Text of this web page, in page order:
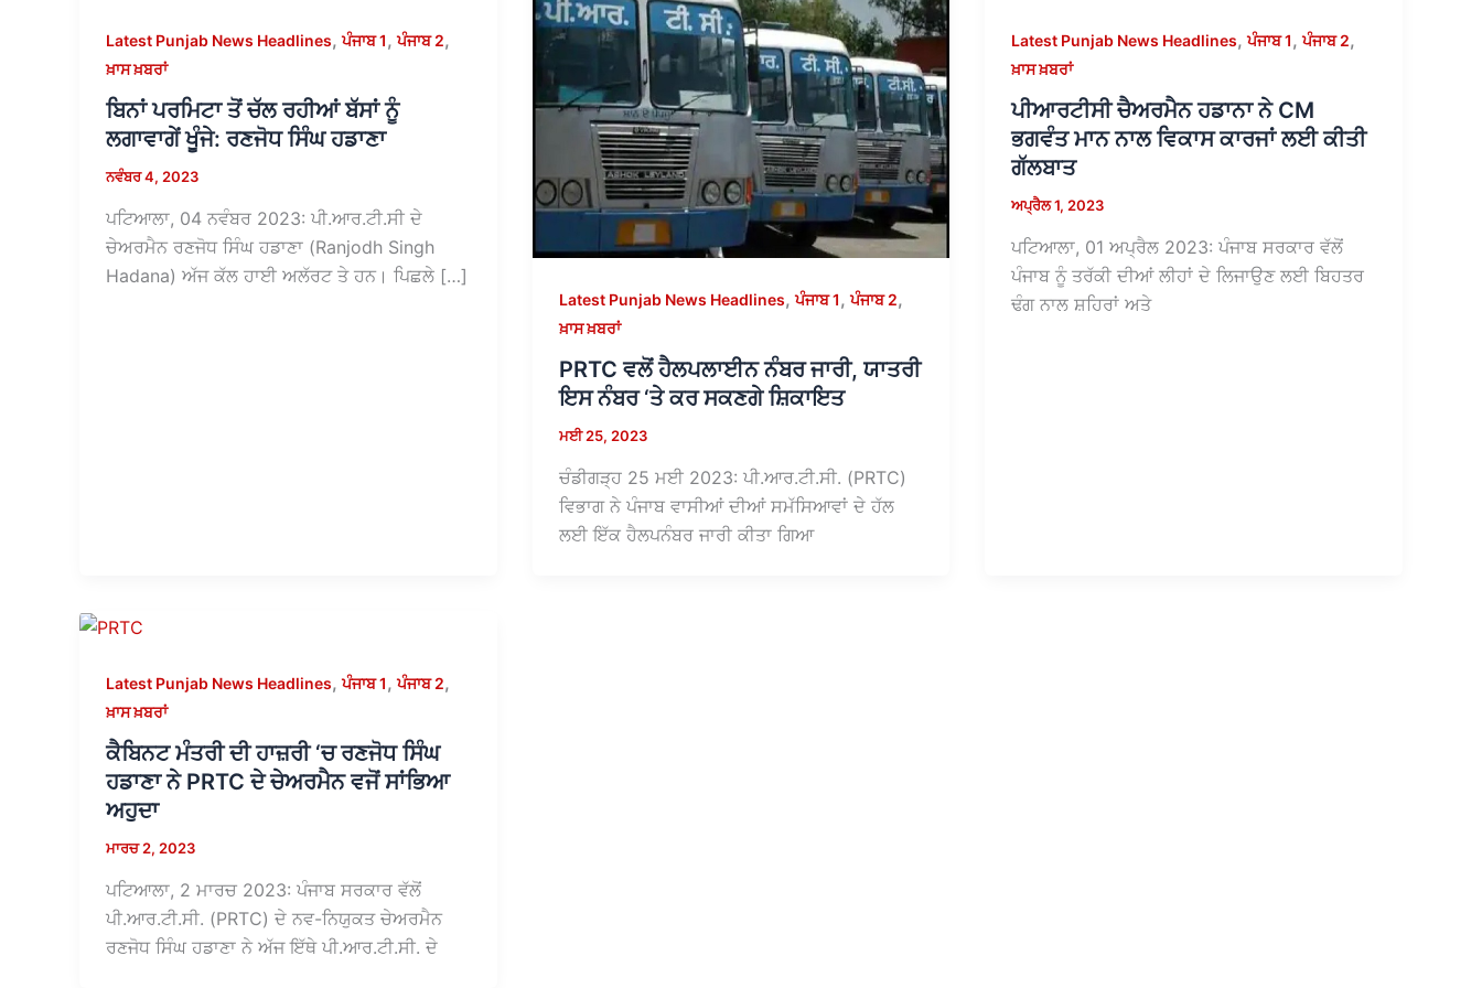
Latest Punjab News Headlines,ਪੰਜਾਬ 1,ਪੰਜਾਬ 2,
ਖ਼ਾਸ ਖ਼ਬਰਾਂ
ਬਿਨਾਂ ਪਰਮਿਟਾ ਤੋਂ ਚੱਲ ਰਹੀਆਂ ਬੱਸਾਂ ਨੂੰ
ਲਗਾਵਾਗੇਂ ਖੂੰਜੇ: ਰਣਜੋਧ ਸਿੰਘ ਹਡਾਣਾ
ਨਵੰਬਰ 4, 2023
ਪਟਿਆਲਾ, 04 ਨਵੰਬਰ 2023: ਪੀ.ਆਰ.ਟੀ.ਸੀ ਦੇ
ਚੇਅਰਮੈਨ ਰਣਜੋਧ ਸਿੰਘ ਹਡਾਣਾ (Ranjodh Singh
Hadana) ਅੱਜ ਕੱਲ ਹਾਈ ਅਲੱਰਟ ਤੇ ਹਨ। ਪਿਛਲੇ […]
Latest Punjab News Headlines,ਪੰਜਾਬ 1,ਪੰਜਾਬ 2,
ਖ਼ਾਸ ਖ਼ਬਰਾਂ
PRTC ਵਲੋਂ ਹੈਲਪਲਾਈਨ ਨੰਬਰ ਜਾਰੀ, ਯਾਤਰੀ
ਇਸ ਨੰਬਰ ‘ਤੇ ਕਰ ਸਕਣਗੇ ਸ਼ਿਕਾਇਤ
ਮਈ 25, 2023
ਚੰਡੀਗੜ੍ਹ 25 ਮਈ 2023: ਪੀ.ਆਰ.ਟੀ.ਸੀ. (PRTC)
ਵਿਭਾਗ ਨੇ ਪੰਜਾਬ ਵਾਸੀਆਂ ਦੀਆਂ ਸਮੱਸਿਆਵਾਂ ਦੇ ਹੱਲ
ਲਈ ਇੱਕ ਹੈਲਪਨੰਬਰ ਜਾਰੀ ਕੀਤਾ ਗਿਆ
Latest Punjab News Headlines,ਪੰਜਾਬ 1,ਪੰਜਾਬ 2,
ਖ਼ਾਸ ਖ਼ਬਰਾਂ
ਪੀਆਰਟੀਸੀ ਚੈਅਰਮੈਨ ਹਡਾਨਾ ਨੇ CM
ਭਗਵੰਤ ਮਾਨ ਨਾਲ ਵਿਕਾਸ ਕਾਰਜਾਂ ਲਈ ਕੀਤੀ
ਗੱਲਬਾਤ
ਅਪ੍ਰੈਲ 1, 2023
ਪਟਿਆਲਾ, 01 ਅਪ੍ਰੈਲ 2023: ਪੰਜਾਬ ਸਰਕਾਰ ਵੱਲੋਂ
ਪੰਜਾਬ ਨੂੰ ਤਰੱਕੀ ਦੀਆਂ ਲੀਹਾਂ ਦੇ ਲਿਜਾਉਣ ਲਈ ਬਿਹਤਰ
ਢੰਗ ਨਾਲ ਸ਼ਹਿਰਾਂ ਅਤੇ
Latest Punjab News Headlines,ਪੰਜਾਬ 1,ਪੰਜਾਬ 2,
ਖ਼ਾਸ ਖ਼ਬਰਾਂ
ਕੈਬਿਨਟ ਮੰਤਰੀ ਦੀ ਹਾਜ਼ਰੀ ‘ਚ ਰਣਜੋਧ ਸਿੰਘ
ਹਡਾਣਾ ਨੇ PRTC ਦੇ ਚੇਅਰਮੈਨ ਵਜੋਂ ਸਾਂਭਿਆ
ਅਹੁਦਾ
ਮਾਰਚ 2, 2023
ਪਟਿਆਲਾ, 2 ਮਾਰਚ 2023: ਪੰਜਾਬ ਸਰਕਾਰ ਵੱਲੋਂ
ਪੀ.ਆਰ.ਟੀ.ਸੀ. (PRTC) ਦੇ ਨਵ-ਨਿਯੁਕਤ ਚੇਅਰਮੈਨ
ਰਣਜੋਧ ਸਿੰਘ ਹਡਾਣਾ ਨੇ ਅੱਜ ਇੱਥੇ ਪੀ.ਆਰ.ਟੀ.ਸੀ. ਦੇ